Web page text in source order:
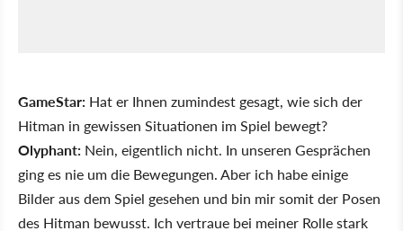
GameStar: Hat er Ihnen zumindest gesagt, wie sich der
Hitman in gewissen Situationen im Spiel bewegt?
Olyphant: Nein, eigentlich nicht. In unseren Gesprächen
ging es nie um die Bewegungen. Aber ich habe einige
Bilder aus dem Spiel gesehen und bin mir somit der Posen
des Hitman bewusst. Ich vertraue bei meiner Rolle stark